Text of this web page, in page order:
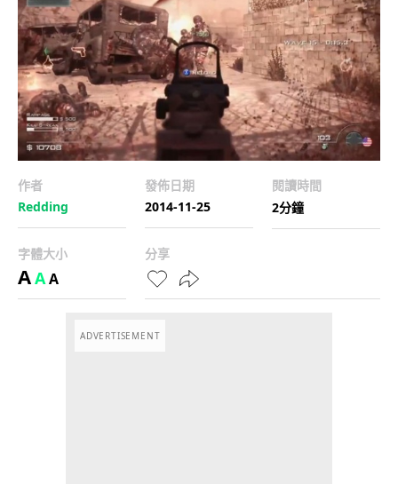
作者
Redding
發佈日期
2014-11-25
閱讀時間
2分鐘
字體大小
AAA
分享
ADVERTISEMENT